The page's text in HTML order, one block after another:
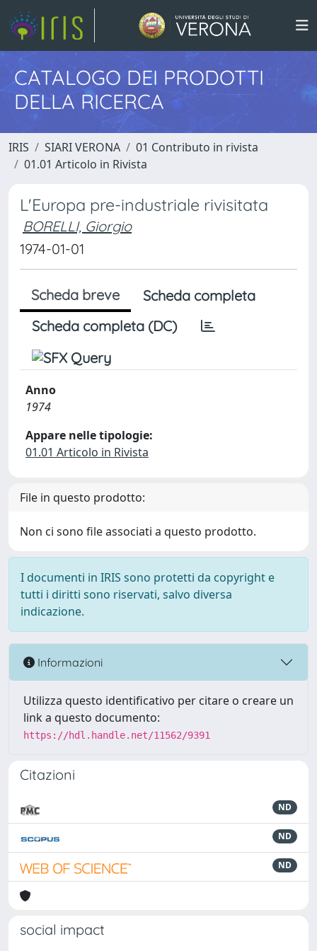
CATALOGO DEI PRODOTTI
DELLA RICERCA
IRIS SIARI VERONA
01 Contributo in rivista
01.01 Articolo in Rivista
L'Europa pre-industriale rivisitata
BORELLI, Giorgio
1974-01-01
Scheda breve
Scheda completa
Scheda completa (DC)
Anno
1974
Appare nelle tipologie:
01.01 Articolo in Rivista
File in questo prodotto:
Non ci sono file associati a questo prodotto.
I documenti in IRIS sono protetti da copyright e
tutti i diritti sono riservati, salvo diversa
indicazione.
Informazioni
Utilizza questo identificativo per citare o creare un
link a questo documento:
https://hdl.handle.net/11562/9391
Citazioni
ND
ND
ND
social impact